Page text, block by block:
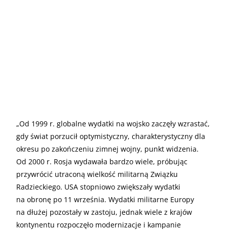
„Od 1999 r. globalne wydatki na wojsko zaczęły wzrastać,
gdy świat porzucił optymistyczny, charakterystyczny dla
okresu po zakończeniu zimnej wojny, punkt widzenia.
Od 2000 r. Rosja wydawała bardzo wiele, próbując
przywrócić utraconą wielkość militarną Związku
Radzieckiego. USA stopniowo zwiększały wydatki
na obronę po 11 września. Wydatki militarne Europy
na dłużej pozostały w zastoju, jednak wiele z krajów
kontynentu rozpoczęło modernizacje i kampanie